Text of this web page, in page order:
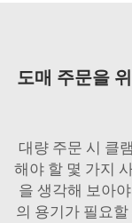
도매 주문을
대량 주문 시 클
해야 할 몇 가지
을 생각해 보아
의 용기가 필요